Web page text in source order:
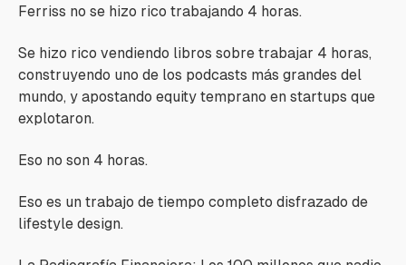
Ferriss no se hizo rico trabajando 4 horas.
Se hizo rico vendiendo libros sobre trabajar 4 horas,
construyendo uno de los podcasts más grandes del
mundo, y apostando equity temprano en startups que
explotaron.
Eso no son 4 horas.
Eso es un trabajo de tiempo completo disfrazado de
lifestyle design.